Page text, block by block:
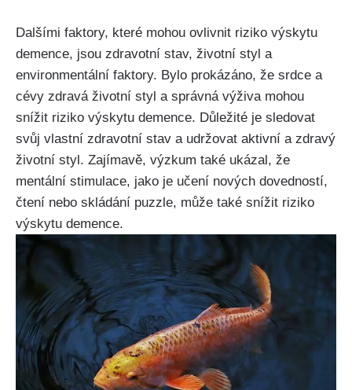
Dalšími faktory, které mohou ovlivnit riziko výskytu
demence, jsou zdravotní stav, životní styl a
environmentální faktory. Bylo prokázáno, že srdce a
cévy zdravá životní styl a správná výživa mohou
snížit riziko výskytu demence. Důležité je sledovat
svůj vlastní zdravotní stav a udržovat aktivní a zdravý
životní styl. Zajímavě, výzkum také ukázal, že
mentální stimulace, jako je učení nových dovedností,
čtení nebo skládání puzzle, může také snížit riziko
výskytu demence.